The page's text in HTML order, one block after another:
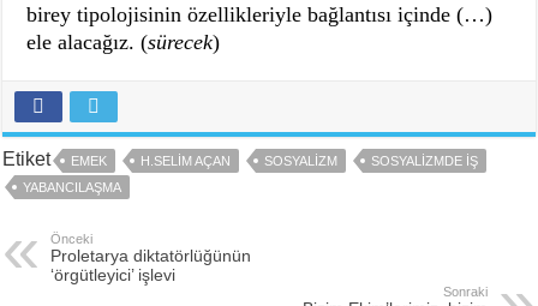
birey tipolojisinin özellikleriyle bağlantısı içinde (…)
ele alacağız. (sürecek)
Etiket EMEK H.SELIM AÇAN SOSYALIZM
SOSYALIZMDE IŞ
YABANCILAŞMA
Önceki
Proletarya diktatörlüğünün
‘örgütleyici’ işlevi
Sonraki